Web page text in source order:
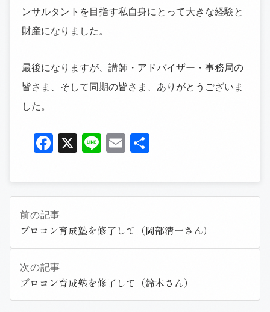
ンサルタントを目指す私自身にとって大きな経験と
財産になりました。
最後になりますが、講師・アドバイザー・事務局の
皆さま、そして同期の皆さま、ありがとうございま
した。
Facebook
X LineEmail
前の記事
プロコン育成塾を修了して（岡部清一さん）
次の記事
プロコン育成塾を修了して（鈴木さん）